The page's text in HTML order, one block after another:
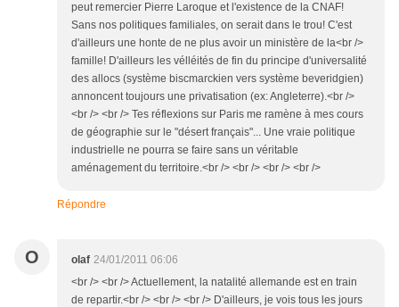
peut remercier Pierre Laroque et l'existence de la CNAF!
Sans nos politiques familiales, on serait dans le trou! C'est
d'ailleurs une honte de ne plus avoir un ministère de la<br />
famille! D'ailleurs les vélléités de fin du principe d'universalité
des allocs (système biscmarckien vers système beveridgien)
annoncent toujours une privatisation (ex: Angleterre).<br />
<br /> <br /> Tes réflexions sur Paris me ramène à mes cours
de géographie sur le "désert français"... Une vraie politique
industrielle ne pourra se faire sans un véritable
aménagement du territoire.<br /> <br /> <br /> <br />
Répondre
O olaf 24/01/2011 06:06
<br /> <br /> Actuellement, la natalité allemande est en train
de repartir.<br /> <br /> <br /> D'ailleurs, je vois tous les jours